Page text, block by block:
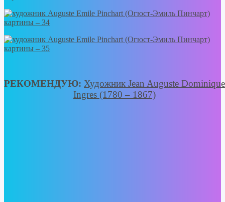
РЕКОМЕНДУЮ: Художник Jean Auguste Dominique
Ingres (1780 – 1867)